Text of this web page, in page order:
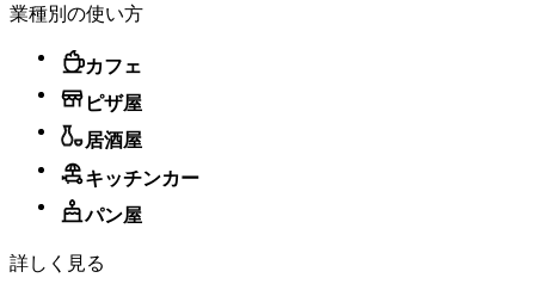
業種別の使い方
カフェ
ピザ屋
居酒屋
キッチンカー
パン屋
詳しく見る